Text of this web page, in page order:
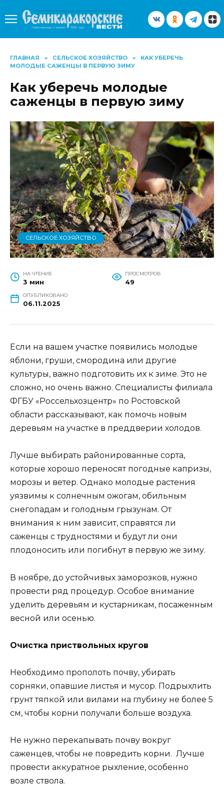
содержанию
ГЛАВНАЯ » СЕЛЬСКОЕ ХОЗЯЙСТВО »
КАК УБЕРЕЧЬ
МОЛОДЫЕ САЖЕНЦЫ В ПЕРВУЮ ЗИМУ
Как уберечь молодые
саженцы в первую зиму
СЕЛЬСКОЕ ХОЗЯЙСТВО
НА ЧТЕНИЕ
3 мин
ПРОСМОТРОВ
49
ОПУБЛИКОВАНО
06.11.2025
Если на вашем участке появились молодые
яблони, груши, смородина или другие
культуры, важно подготовить их к зиме. Это не
сложно, но очень важно. Специалисты филиала
ФГБУ «Россельхозцентр» по Ростовской
области рассказывают, как помочь новым
деревьям на участке в преддверии холодов.
Лучше выбирать районированные сорта,
которые хорошо переносят погодные капризы,
морозы и ветер. Однако молодые растения
уязвимы к солнечным ожогам, обильным
снегопадам и голодным грызунам. От
внимания к ним зависит, справятся ли
саженцы с трудностями и будут ли они
плодоносить или погибнут в первую же зиму.
В ноябре, до устойчивых заморозков, нужно
провести ряд процедур. Особое внимание
уделить деревьям и кустарникам, посаженным
весной или осенью.
Очистка приствольных кругов
Необходимо прополоть почву, убирать
сорняки, опавшие листья и мусор. Подрыхлить
грунт тяпкой или вилами на глубину не более 5
см, чтобы корни получали больше воздуха.
Не нужно перекапывать почву вокруг
саженцев, чтобы не повредить корни. Лучше
провести аккуратное рыхление, особенно
возле ствола.